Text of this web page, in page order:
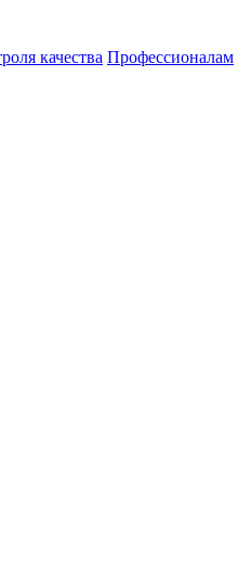
качества Профессионалам